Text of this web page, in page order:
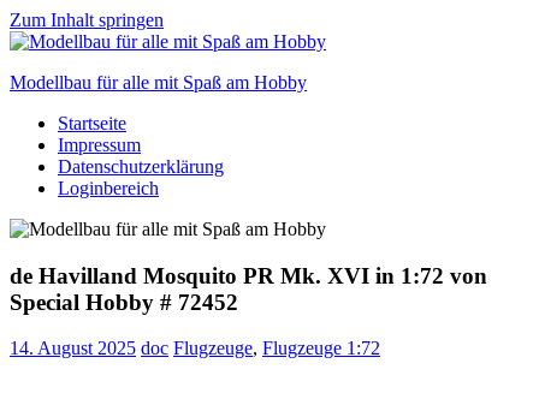
Zum Inhalt springen
Modellbau für alle mit Spaß am Hobby
Scale
modelling
to
Startseite
Impressum
Datenschutzerklärung
Loginbereich
de Havilland Mosquito PR Mk. XVI in 1:72 von
Special Hobby # 72452
14. August 2025 doc Flugzeuge, Flugzeuge 1:72